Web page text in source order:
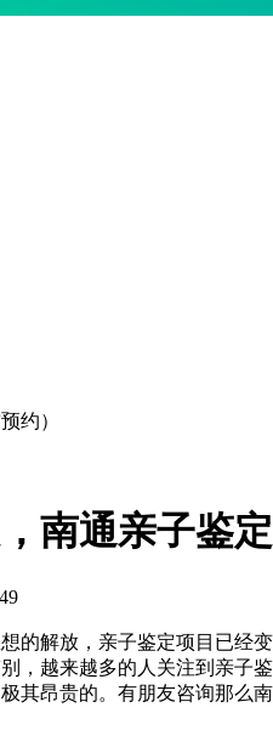
约）
南通亲子鉴
49
的解放，亲子鉴定项目已经
，越来越多的人关注到亲子
其昂贵的。有朋友咨询那么